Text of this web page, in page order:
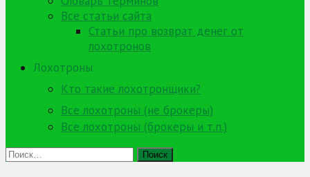
Все статьи сайта
Статьи про возврат денег от
лохотронов
Лохотроны
Кто такие лохотронщики?
Все лохотроны (не брокеры)
Все лохотроны (брокеры и т.п.)
Найти: